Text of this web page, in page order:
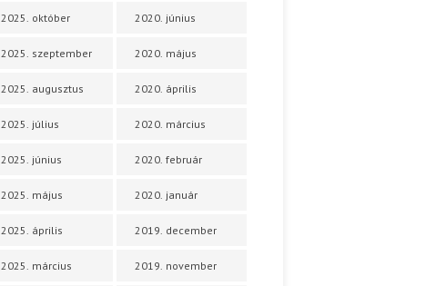
2025. október
2025. szeptember
2025. augusztus
2025. július
2025. június
2025. május
2025. április
2025. március
2020. június
2020. május
2020. április
2020. március
2020. február
2020. január
2019. december
2019. november